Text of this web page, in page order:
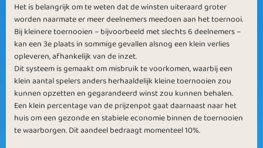
Het is belangrijk om te weten dat de winsten uiteraard groter
worden naarmate er meer deelnemers meedoen aan het toernooi.
Bij kleinere toernooien – bijvoorbeeld met slechts 6 deelnemers –
kan een 3e plaats in sommige gevallen alsnog een klein verlies
opleveren, afhankelijk van de inzet.
Dit systeem is gemaakt om misbruik te voorkomen, waarbij een
klein aantal spelers anders herhaaldelijk kleine toernooien zou
kunnen opzetten en gegarandeerd winst zou kunnen behalen.
Een klein percentage van de prijzenpot gaat daarnaast naar het
huis om een gezonde en stabiele economie binnen de toernooien
te waarborgen. Dit aandeel bedraagt momenteel 10%.